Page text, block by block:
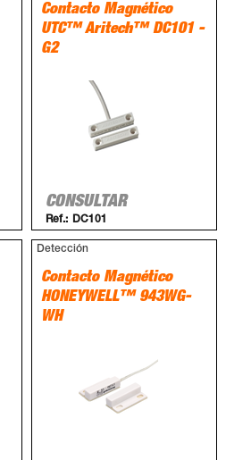
Contacto Magnético
UTC™ Aritech™ DC101 -
G2
CONSULTAR
Ref.: DC101
Detección
Contacto Magnético
HONEYWELL™ 943WG-
WH